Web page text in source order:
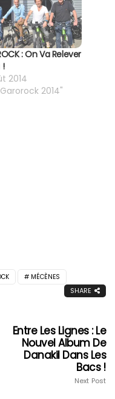
: On Va Relever
!
2014
2014"
MÉCÈNES
SHARE
Entre Les Lignes : Le
Nouvel Album De
Danakil Dans Les
Bacs !
Next Post